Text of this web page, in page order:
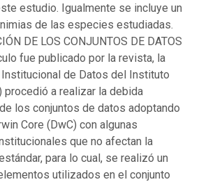
estudio. Igualmente se incluye un
de las especies estudiadas.
DE LOS CONJUNTOS DE DATOS
fue publicado por la revista, la
de Datos del Instituto
procedió a realizar la debida
los conjuntos de datos adoptando
Core (DwC) con algunas
que no afectan la
para lo cual, se realizó un
utilizados en el conjunto